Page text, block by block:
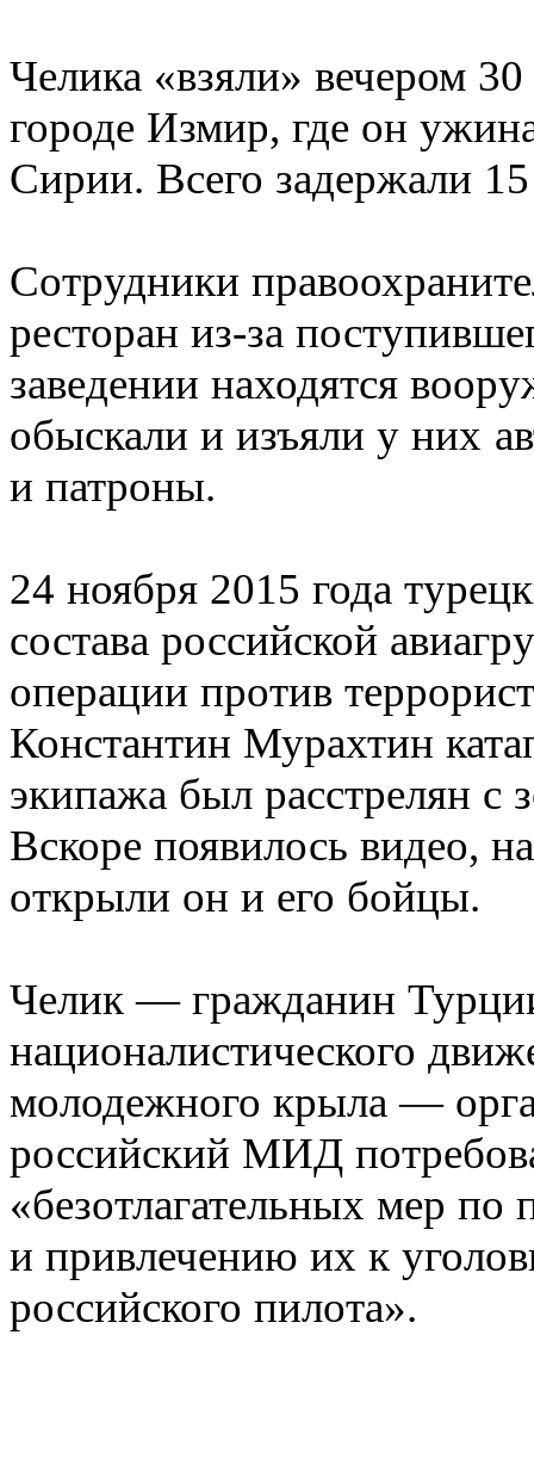
Челика «взяли» вечером
городе Измир, где он
Сирии. Всего задержали
Сотрудники
ресторан из-за
заведении находятся
обыскали и изъяли у них
и патроны.
24 ноября 2015 года
состава российской
операции против
Константин Мурахтин
экипажа был расстрелян с
Вскоре появилось видео,
открыли он и его бойцы.
Челик — гражданин
националистического
молодежного крыла —
российский МИД
«безотлагательных мер
и привлечению их к
российского пилота».